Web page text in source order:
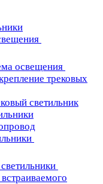
освещения
трековых
светильник